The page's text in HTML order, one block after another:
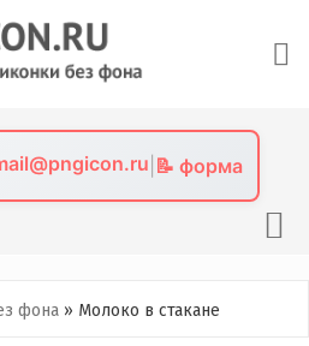
📝 форма
фона » Молоко в стакане